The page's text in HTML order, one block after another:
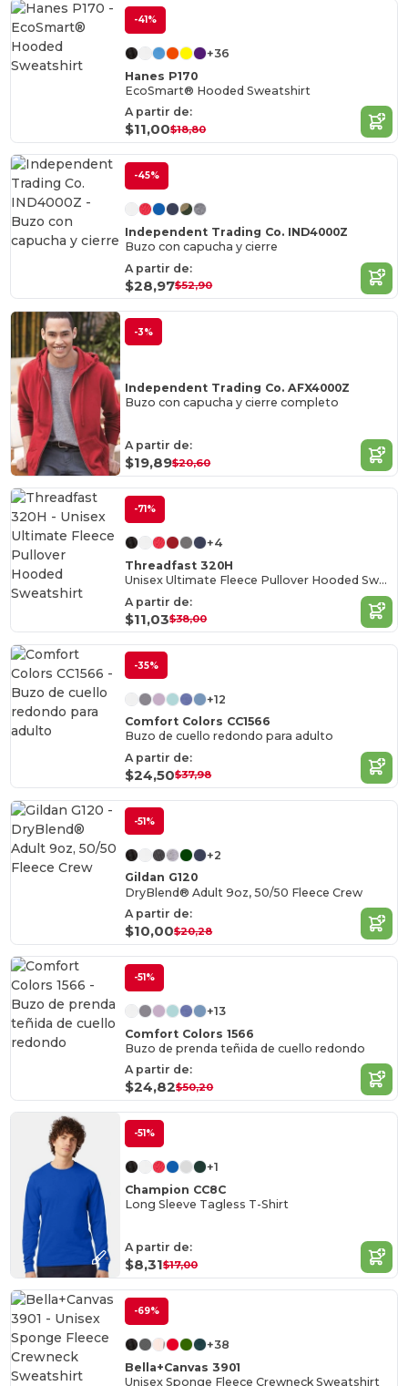
-41%
+36
Hanes P170
EcoSmart® Hooded Sweatshirt
A partir de:
$11,00$18,80
-45%
Independent Trading Co. IND4000Z
Buzo con capucha y cierre
A partir de:
$28,97$52,90
-3%
Independent Trading Co. AFX4000Z
Buzo con capucha y cierre completo
A partir de:
$19,89$20,60
-71%
+4
Threadfast 320H
Unisex Ultimate Fleece Pullover Hooded Sweatshirt
A partir de:
$11,03$38,00
-35%
+12
Comfort Colors CC1566
Buzo de cuello redondo para adulto
A partir de:
$24,50$37,98
-51%
+2
Gildan G120
DryBlend® Adult 9oz, 50/50 Fleece Crew
A partir de:
$10,00$20,28
-51%
+13
Comfort Colors 1566
Buzo de prenda teñida de cuello redondo
A partir de:
$24,82$50,20
-51%
+1
Champion CC8C
Long Sleeve Tagless T-Shirt
A partir de:
$8,31$17,00
-69%
+38
Bella+Canvas 3901
Unisex Sponge Fleece Crewneck Sweatshirt